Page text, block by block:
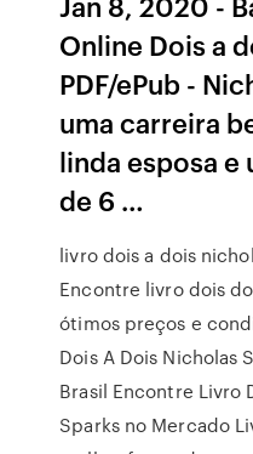
Online Dois a
PDF/ePub -
uma carreira
linda esposa e
de 6 …
livro dois a dois
Encontre livro dois
ótimos preços e
Dois A Dois Nicholas
Brasil Encontre Livro
Sparks no Mercado